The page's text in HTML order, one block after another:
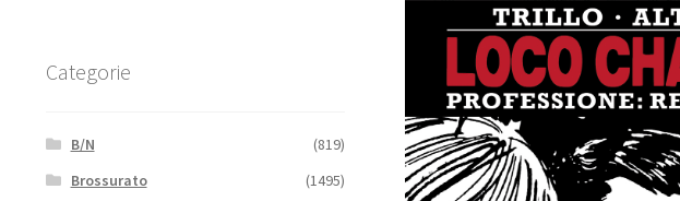
Categorie
B/N
(819)
Brossurato
(1495)